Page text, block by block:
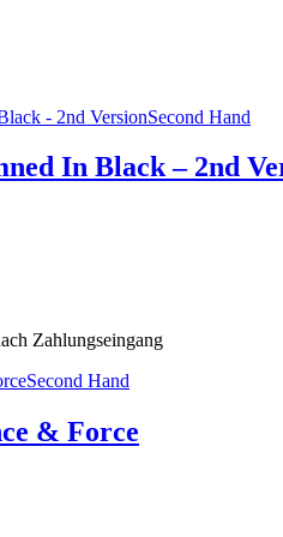
Second Hand
In Black – 2nd
Zahlungseingang
Second Hand
& Force